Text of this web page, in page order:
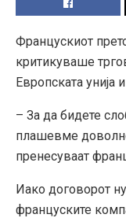
Францускиот
критикуваше
Европската унија
– За да бидете
плашевме
пренесуваат
Иако договорот
француските